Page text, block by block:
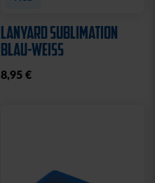
LANYARD SUBLIMATION
BLAU-WEISS
8,95 €